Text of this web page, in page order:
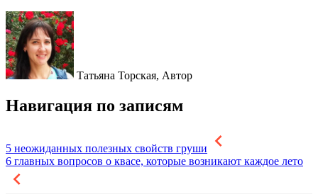
Татьяна Торская, Автор
Навигация по записям
5 неожиданных полезных свойств груши
6 главных вопросов о квасе, которые возникают каждое лето